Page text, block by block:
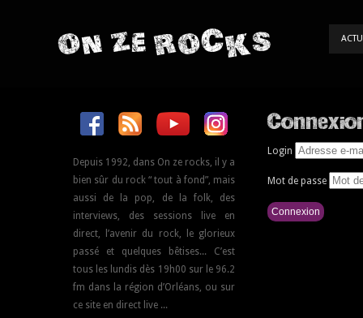
ON ZE ROCKS
Depuis 1992, dans On ze rocks, il y a
bien sûr du rock “ tout à fond”, mais
aussi de la pop, de la folk, des
interviews, des sessions live en
direct, l’avenir du rock, le glorieux
passé et quelques bêtises... C’est
tous les lundis dès 19h00 sur le 96.2
fm dans la région d’Orléans, ou sur
ce site en direct live ...
Login
Mot de passe